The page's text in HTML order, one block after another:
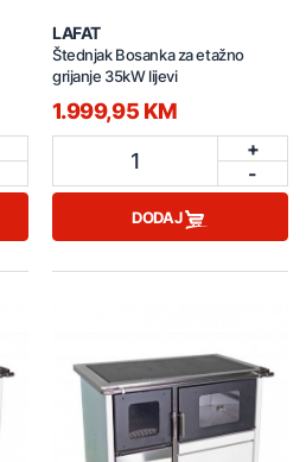
LAFAT
Štednjak Bosanka za etažno
grijanje 35kW lijevi
1.999,95 KM
1
+
-
DODAJ